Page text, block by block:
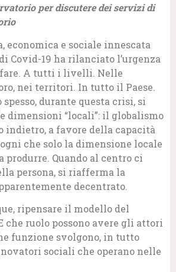
per discutere dei servizi di
economica e sociale innescata
Covid-19 ha rilanciato l’urgenza
A tutti i livelli. Nelle
nei territori. In tutto il Paese.
spesso, durante questa crisi, si
dimensioni “locali”: il globalismo
indietro, a favore della capacità
che solo la dimensione locale
produrre. Quando al centro ci
persona, si riafferma la
decentrato.
ripensare il modello del
che ruolo possono avere gli attori
funzione svolgono, in tutto
sociali che operano nelle